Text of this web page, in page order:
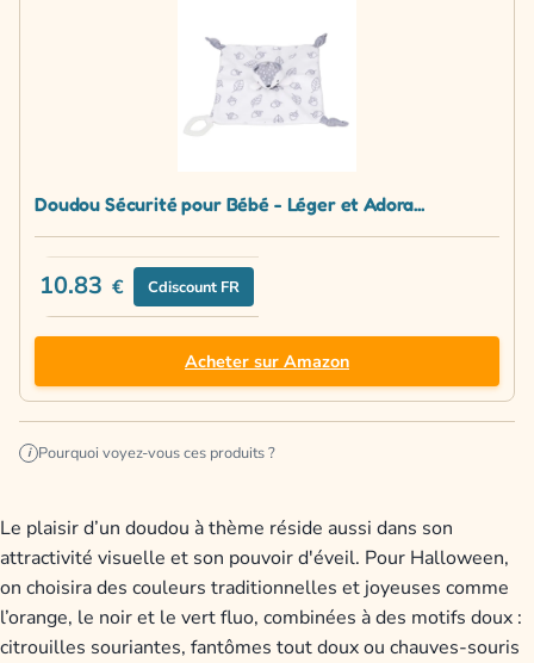
Doudou Sécurité pour Bébé - Léger et Adora...
10.83 € Cdiscount FR
Acheter sur Amazon
i Pourquoi voyez-vous ces produits ?
Le plaisir d’un doudou à thème réside aussi dans son
attractivité visuelle et son pouvoir d'éveil. Pour Halloween,
on choisira des couleurs traditionnelles et joyeuses comme
l’orange, le noir et le vert fluo, combinées à des motifs doux :
citrouilles souriantes, fantômes tout doux ou chauves-souris